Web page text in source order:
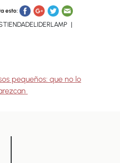
esto:
pequeños: que no lo